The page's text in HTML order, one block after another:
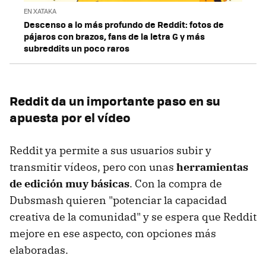
EN XATAKA
Descenso a lo más profundo de Reddit: fotos de
pájaros con brazos, fans de la letra G y más
subreddits un poco raros
Reddit da un importante paso en su
apuesta por el vídeo
Reddit ya permite a sus usuarios subir y
transmitir vídeos, pero con unas herramientas
de edición muy básicas. Con la compra de
Dubsmash quieren "potenciar la capacidad
creativa de la comunidad" y se espera que Reddit
mejore en ese aspecto, con opciones más
elaboradas.